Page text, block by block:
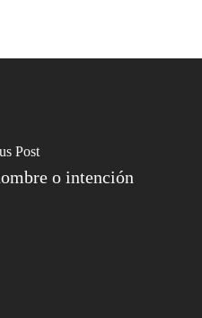
Post
o intención